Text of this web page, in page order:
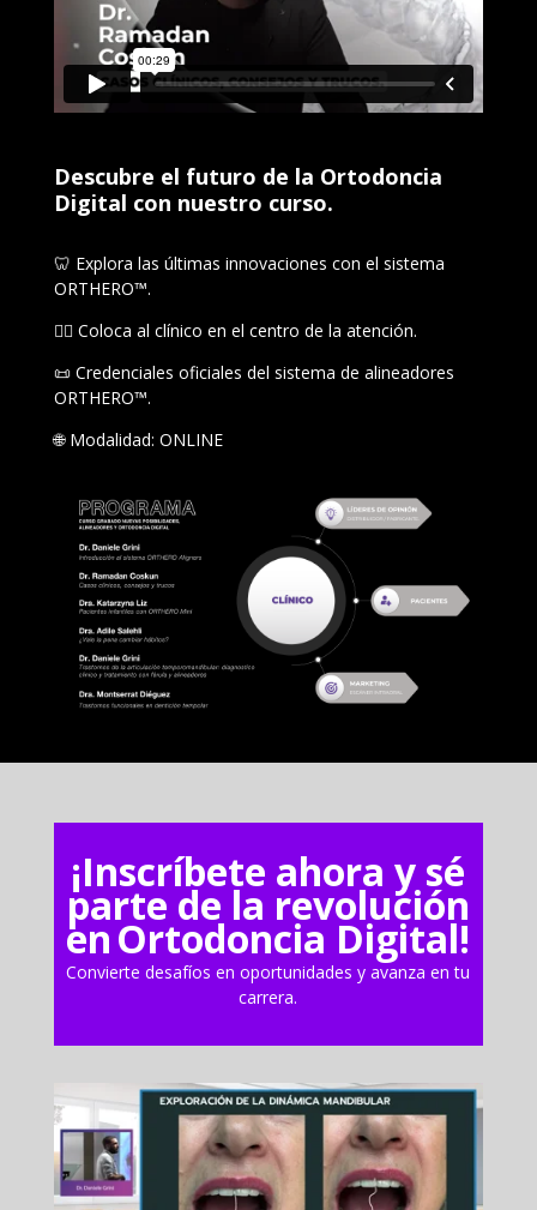
Descubre el futuro de la Ortodoncia
Digital con nuestro curso.
🦷 Explora las últimas innovaciones con el sistema
ORTHERO™.
👩‍⚕️ Coloca al clínico en el centro de la atención.
📜 Credenciales oficiales del sistema de alineadores
ORTHERO™.
🌐 Modalidad: ONLINE
¡Inscríbete ahora y sé
parte de la revolución
enOrtodoncia Digital!
Convierte desafíos en oportunidades y avanza en tu
carrera.